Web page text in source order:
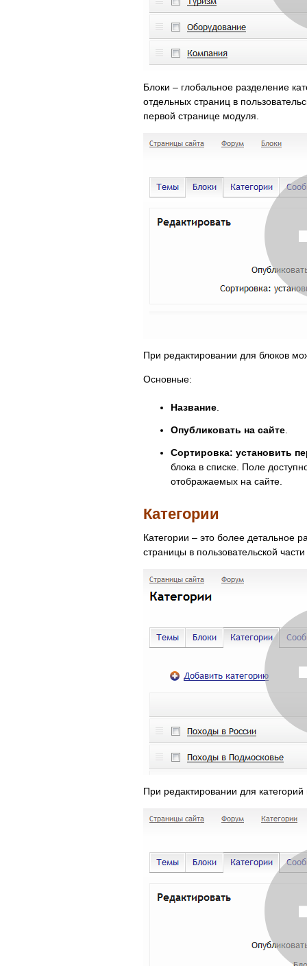
Блоки – глобальное разделение
отдельных страниц в
первой странице модуля.
При редактировании для блоков
Основные:
Название
Опубликовать на сайте
Сортировка: установить
блока в списке. Поле
отображаемых на сайте.
Категории
Категории – это более детальное
страницы в пользовательской части
При редактировании для